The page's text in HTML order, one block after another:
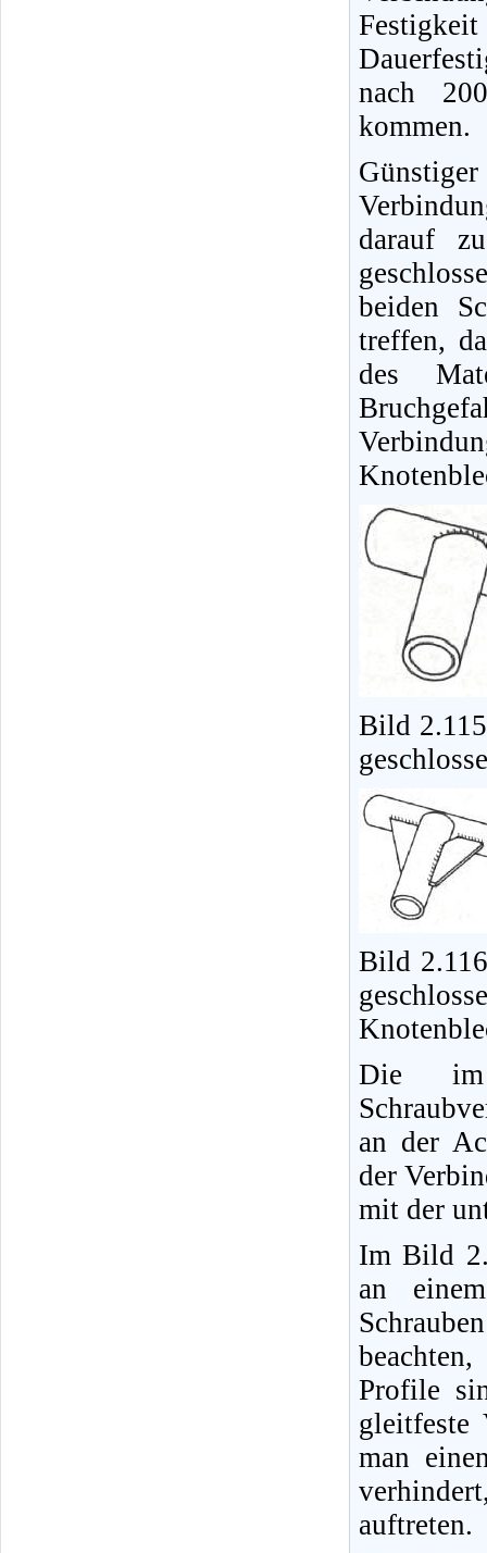
nach
kommen.
darauf
beiden
treffen,
des
Bild
Bild
Die im
an der
der
mit der
Im Bild
an
Profile
gleitfeste
man
auftreten.